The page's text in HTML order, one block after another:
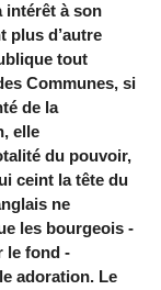
intérêt à son
plus d’autre
tout
Communes, si
de la
elle
du pouvoir,
ceint la tête du
ne
les bourgeois -
le fond -
adoration. Le